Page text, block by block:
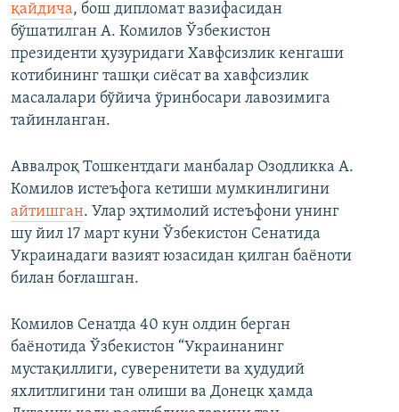
қайдича, бош дипломат вазифасидан
бўшатилган А. Комилов Ўзбекистон
президенти ҳузуридаги Хавфсизлик кенгаши
котибининг ташқи сиёсат ва хавфсизлик
масалалари бўйича ўринбосари лавозимига
тайинланган.
Аввалроқ Тошкентдаги манбалар Озодликка А.
Комилов истеъфога кетиши мумкинлигини
айтишган. Улар эҳтимолий истеъфони унинг
шу йил 17 март куни Ўзбекистон Сенатида
Украинадаги вазият юзасидан қилган баёноти
билан боғлашган.
Комилов Сенатда 40 кун олдин берган
баёнотида Ўзбекистон “Украинанинг
мустақиллиги, суверенитети ва ҳудудий
яхлитлигини тан олиши ва Донецк ҳамда